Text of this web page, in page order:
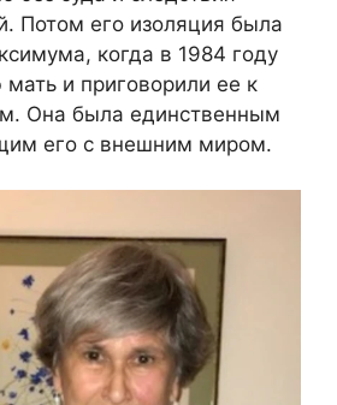
Потом его изоляция была
когда в 1984 году
и приговорили ее к
Она была единственным
его с внешним миром.